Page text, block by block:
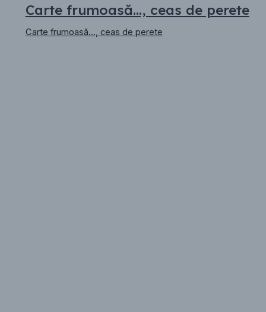
Carte frumoasă…, ceas de perete
Carte frumoasă…, ceas de perete